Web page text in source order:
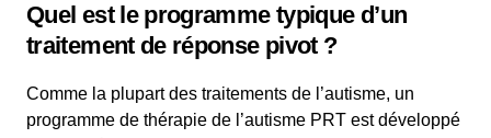
Quel est le programme typique d’un
traitement de réponse pivot ?
Comme la plupart des traitements de l’autisme, un
programme de thérapie de l’autisme PRT est développé